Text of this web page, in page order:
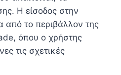
Η είσοδος στην
από το περιβάλλον της
όπου ο χρήστης
τις σχετικές